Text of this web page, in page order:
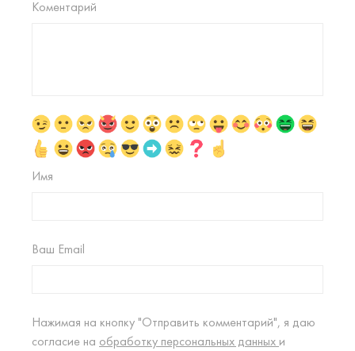
Коментарий
Имя
Ваш Email
Нажимая на кнопку "Отправить комментарий", я даю
согласие на обработку персональных данных и